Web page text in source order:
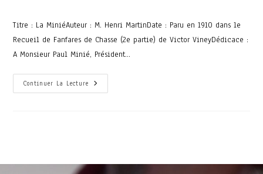
Titre : La MiniéAuteur : M. Henri MartinDate : Paru en 1910 dans le
Recueil de Fanfares de Chasse (2e partie) de Victor VineyDédicace :
A Monsieur Paul Minié, Président…
Continuer La Lecture